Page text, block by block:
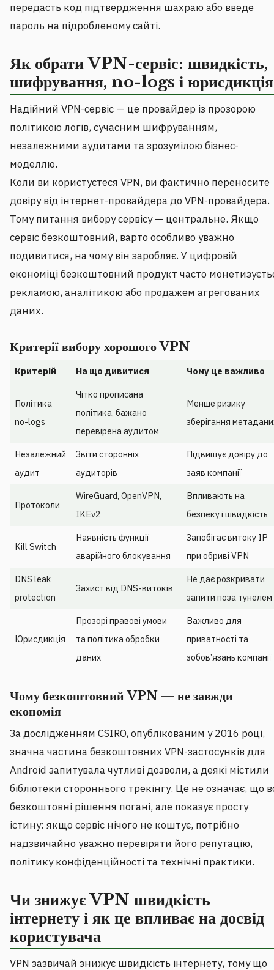
передасть код підтвердження шахраю або введе
пароль на підробленому сайті.
Як обрати VPN-сервіс: швидкість,
шифрування, no-logs і юрисдикція
Надійний VPN-сервіс — це провайдер із прозорою
політикою логів, сучасним шифруванням,
незалежними аудитами та зрозумілою бізнес-
моделлю.
Коли ви користуєтеся VPN, ви фактично переносите
довіру від інтернет-провайдера до VPN-провайдера.
Тому питання вибору сервісу — центральне. Якщо
сервіс безкоштовний, варто особливо уважно
подивитися, на чому він заробляє. У цифровій
економіці безкоштовний продукт часто
рекламою, аналітикою або продажем агрегованих
даних.
Критерії вибору хорошого VPN
Критерій На що дивитися Чому це важливо
Політика
no-logs
Чітко прописана
політика, бажано
перевірена аудитом
Менше ризику
зберігання
Незалежний
аудит
Звіти сторонніх
аудиторів
Підвищує довіру до
заяв компанії
Протоколи
WireGuard, OpenVPN,
IKEv2
Впливають на
безпеку і швидкість
Kill Switch
Наявність функції
аварійного блокування
Запобігає витоку IP
при обриві VPN
DNS leak
protection
Захист від DNS-витоків
Не дає розкривати
запити поза тунелем
Юрисдикція
Прозорі правові умови
та політика обробки
даних
Важливо для
приватності та
зобов’язань компанії
Чому безкоштовний VPN — не завжди
економія
За дослідженням CSIRO, опублікованим у 2016 році,
значна частина безкоштовних VPN-застосунків для
Android запитувала чутливі дозволи, а деякі містили
бібліотеки стороннього трекінгу. Це не означає, що
безкоштовні рішення погані, але показує просту
істину: якщо сервіс нічого не коштує, потрібно
надзвичайно уважно перевіряти його репутацію,
політику конфіденційності та технічні практики.
Чи знижує VPN швидкість
інтернету і як це впливає на досвід
користувача
VPN зазвичай знижує швидкість інтернету, тому що